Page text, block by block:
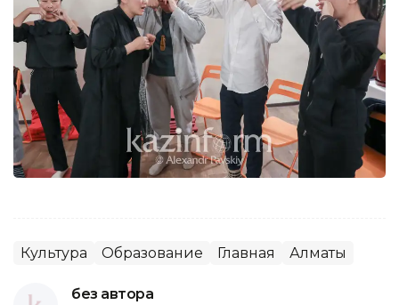
Культура Образование Главная Алматы
без автора